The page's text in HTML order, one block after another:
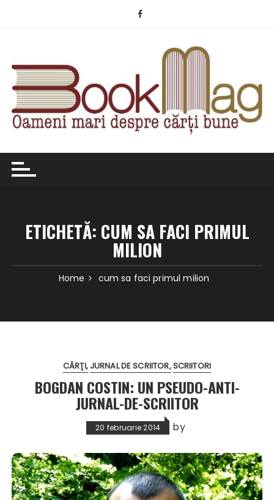
ETICHETĂ: CUM SA FACI PRIMUL
MILION
Home cum sa faci primul milion
CĂRŢI JURNAL DE SCRIITOR SCRIITORI
BOGDAN COSTIN: UN PSEUDO-ANTI-
JURNAL-DE-SCRIITOR
20 februarie 2014 by